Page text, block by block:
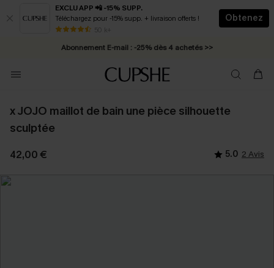
EXCLU APP 📲 -15% SUPP.
Téléchargez pour -15% supp. + livraison offerts !
50 k+
Obtenez
* Livraison éclair 2-3 jours ouvrés >>
Abonnement E-mail : -25% dès 4 achetés >>
x JOJO maillot de bain une pièce silhouette
sculptée
42,00 € 5.0 2 Avis